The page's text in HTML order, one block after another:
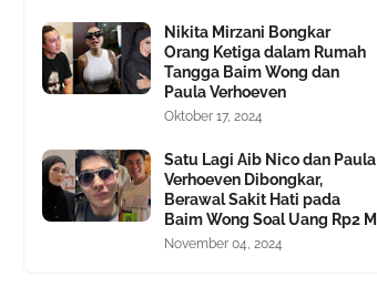
Nikita Mirzani Bongkar
Orang Ketiga dalam Rumah
Tangga Baim Wong dan
Paula Verhoeven
Oktober 17, 2024
Satu Lagi Aib Nico dan Paula
Verhoeven Dibongkar,
Berawal Sakit Hati pada
Baim Wong Soal Uang Rp2 M
November 04, 2024